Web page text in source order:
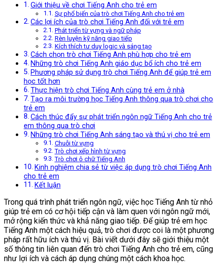
Giới thiệu về chơi Tiếng Anh cho trẻ em
Sự phổ biến của trò chơi Tiếng Anh cho trẻ em
Các lợi ích của trò chơi Tiếng Anh đối với trẻ em
Phát triển từ vựng và ngữ pháp
Rèn luyện kỹ năng giao tiếp
Kích thích tư duy logic và sáng tạo
Cách chọn trò chơi Tiếng Anh phù hợp cho trẻ em
Những trò chơi Tiếng Anh giáo dục bổ ích cho trẻ em
Phương pháp sử dụng trò chơi Tiếng Anh để giúp trẻ em
học tốt hơn
Thực hiện trò chơi Tiếng Anh cùng trẻ em ở nhà
Tạo ra môi trường học Tiếng Anh thông qua trò chơi cho
trẻ em
Cách thúc đẩy sự phát triển ngôn ngữ Tiếng Anh cho trẻ
em thông qua trò chơi
Những trò chơi Tiếng Anh sáng tạo và thú vị cho trẻ em
Chuỗi từ vựng
Trò chơi xếp hình từ vựng
Trò chơi ô chữ Tiếng Anh
Kinh nghiệm chia sẻ từ việc áp dụng trò chơi Tiếng Anh
cho trẻ em
Kết luận
Trong quá trình phát triển ngôn ngữ, việc học Tiếng Anh từ nhỏ
giúp trẻ em có cơ hội tiếp cận và làm quen với ngôn ngữ mới,
mở rộng kiến thức và khả năng giao tiếp. Để giúp trẻ em học
Tiếng Anh một cách hiệu quả, trò chơi được coi là một phương
pháp rất hữu ích và thú vị. Bài viết dưới đây sẽ giới thiệu một
số thông tin liên quan đến trò chơi Tiếng Anh cho trẻ em, cũng
như lợi ích và cách áp dụng chúng một cách khoa học.